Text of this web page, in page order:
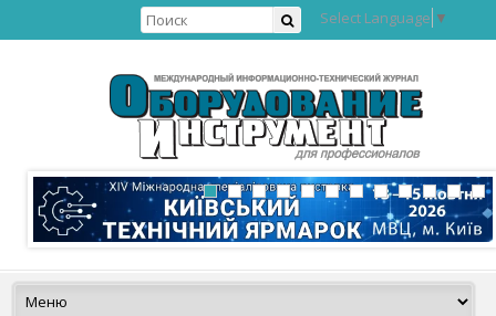
Select Language ▼